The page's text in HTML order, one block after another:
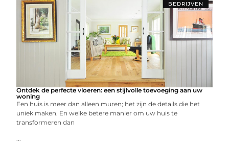
BEDRIJVEN
Ontdek de perfecte vloeren: een stijlvolle toevoeging aan uw
woning
Een huis is meer dan alleen muren; het zijn de details die het
uniek maken. En welke betere manier om uw huis te
transformeren dan
...